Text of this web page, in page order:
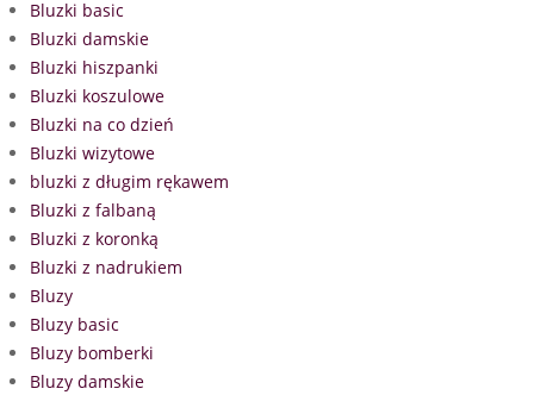
Bluzki basic
Bluzki damskie
Bluzki hiszpanki
Bluzki koszulowe
Bluzki na co dzień
Bluzki wizytowe
bluzki z długim rękawem
Bluzki z falbaną
Bluzki z koronką
Bluzki z nadrukiem
Bluzy
Bluzy basic
Bluzy bomberki
Bluzy damskie